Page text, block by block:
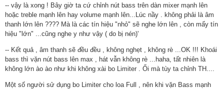
-- vậy là xong ! Bây giờ ta cứ chỉnh nút bass trên dàn mixer mạnh lên
hoặc treble mạnh lên hay volume mạnh lên...Lúc nầy . không phải là âm
thanh lớn lên ???? Mà là các tín hiệu "nhỏ" sẽ nghe lớn lên , còn mấy tín
hiệu "lớn" ...cũng nghe y như vậy ( do bị nén)'
-- Kết quả , âm thanh sẽ đều đều , không nghẹt , không rè ...OK !!! Khoái
bass thì vặn nút bass lên max , hát vẫn không rè ...haha, tất nhiên là
không lớn ào ào như khi không xài bo Limiter . Ối mà tùy ta chỉnh TH....
Một số người sử dụng bo Limiter cho loa Full , nên khi vặn Bass mạnh